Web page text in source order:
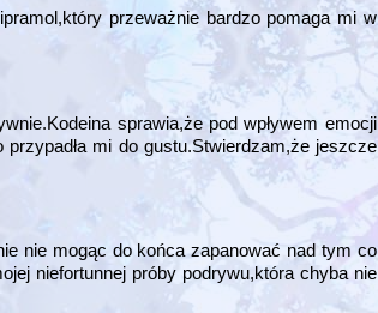
przeważnie bardzo pomaga mi w
sprawia,że pod wpływem emocji
mi do gustu.Stwierdzam,że jeszcze
nie mogąc do końca zapanować nad tym co
niefortunnej próby podrywu,która chyba nie